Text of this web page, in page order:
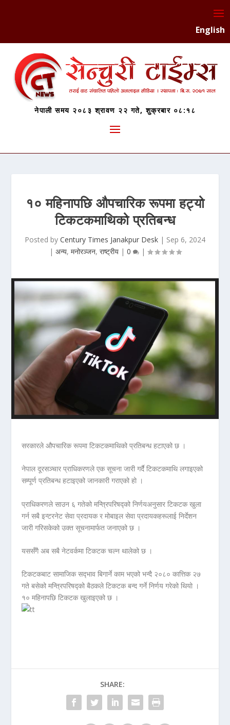
English
नेपाली समय २०८३ श्रावण २२ गते, शुक्रबार ०८:१८
१० महिनापछि औपचारिक रूपमा हट्यो
टिकटकमाथिको प्रतिबन्ध
Posted by Century Times Janakpur Desk | Sep 6, 2024
| अन्य, मनोरञ्जन, राष्ट्रीय| 0 |
सरकारले औपचारिक रूपमा टिकटकमाथिको प्रतिबन्ध हटाएको छ ।
नेपाल दूरसञ्चार प्राधिकरणले एक सूचना जारी गर्दै टिकटकमाथि लगाइएको
सम्पूर्ण प्रतिबन्ध हटाइएको जानकारी गराएको हो ।
प्राधिकरणले साउन ६ गतेको मन्त्रिपरिषद्को निर्णयअनुसार टिकटक खुला
गर्न सबै इन्टरनेट सेवा प्रदायक र मोबाइल सेवा प्रदायकहरूलाई निर्देशन
जारी गरिसकेको उक्त सूचनामार्फत जनाएको छ ।
यससँगै अब सबै नेटवर्कमा टिकटक चल्न थालेको छ ।
टिकटकबाट सामाजिक सद्‍भाव बिगार्ने काम भएको भन्दै २०८० कात्तिक २७
गते बसेको मन्त्रिपरिषद्को बैठकले टिकटक बन्द गर्ने निर्णय गरेको थियो ।
१० महिनापछि टिकटक खुलाइएको छ ।
SHARE: